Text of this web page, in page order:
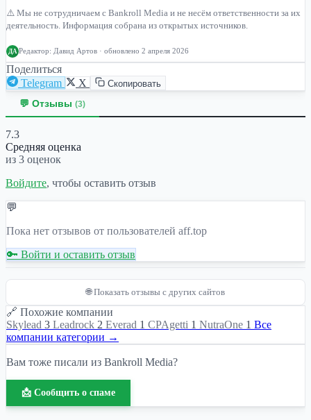
⚠️ Мы не сотрудничаем с Bankroll Media и не несём ответственности за их
деятельность. Информация собрана из открытых источников.
ДА Редактор: Давид Артов · обновлено 2 апреля 2026
Поделиться
Telegram
X Скопировать
💬 Отзывы (3)
7.3
Средняя оценка
из 3 оценок
Войдите, чтобы оставить отзыв
💬
Пока нет отзывов от пользователей aff.top
🔑 Войти и оставить отзыв
🌐 Показать отзывы с других сайтов
🔗 Похожие компании
Skylead 3 Leadrock 2 Everad 1 СPAgetti 1 NutraOne 1 Все
компании категории →
Вам тоже писали из Bankroll Media?
📩 Сообщить о спаме